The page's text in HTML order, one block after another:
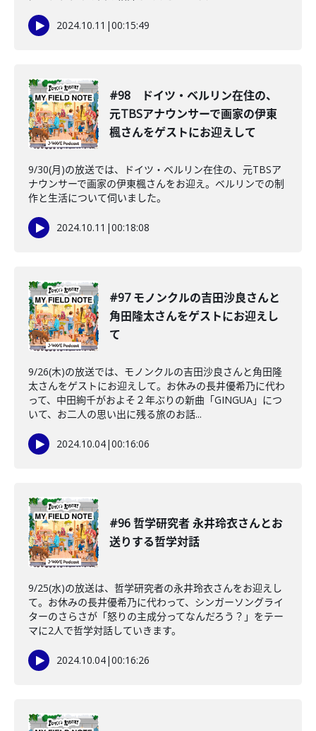
2024.10.11 |00:15:49
#98 ドイツ・ベルリン在住の、
元TBSアナウンサーで画家の伊東
楓さんをゲストにお迎えして
9/30(月)の放送では、ドイツ・ベルリン在住の、元TBSア
ナウンサーで画家の伊東楓さんをお迎え。ベルリンでの制
作と生活について伺いました。
2024.10.11 |00:18:08
#97 モノンクルの吉田沙良さんと
角田隆太さんをゲストにお迎えし
て
9/26(木)の放送では、モノンクルの吉田沙良さんと角田隆
太さんをゲストにお迎えして。お休みの長井優希乃に代わ
って、中田絢千がおよそ２年ぶりの新曲「GINGUA」につ
いて、お二人の思い出に残る旅のお話...
2024.10.04|00:16:06
#96 哲学研究者 永井玲衣さんとお
送りする哲学対話
9/25(水)の放送は、哲学研究者の永井玲衣さんをお迎えし
て。お休みの長井優希乃に代わって、シンガーソングライ
ターのさらさが「怒りの主成分ってなんだろう？」をテー
マに2人で哲学対話していきます。
2024.10.04|00:16:26